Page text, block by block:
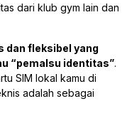
dari klub gym lain dan
dan fleksibel yang
“pemalsu identitas”.
SIM lokal kamu di
adalah sebagai